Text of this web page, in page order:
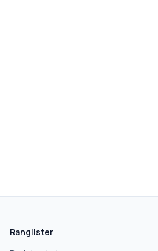
Hvad leder du efter?
Ranglister